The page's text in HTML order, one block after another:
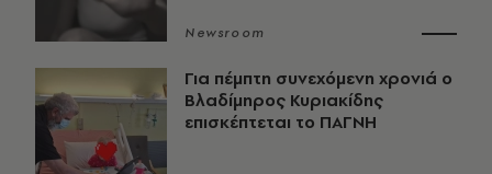
Newsroom
Για πέμπτη συνεχόμενη χρονιά ο
Βλαδίμηρος Κυριακίδης
επισκέπτεται το ΠΑΓΝΗ